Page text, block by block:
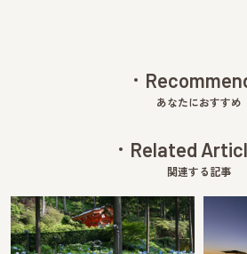
あなたにおすすめ
Related
関連する記事